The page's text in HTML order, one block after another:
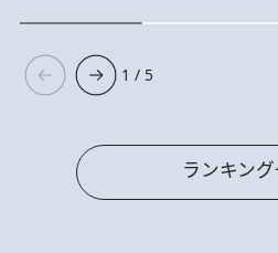
1 / 5
ランキン